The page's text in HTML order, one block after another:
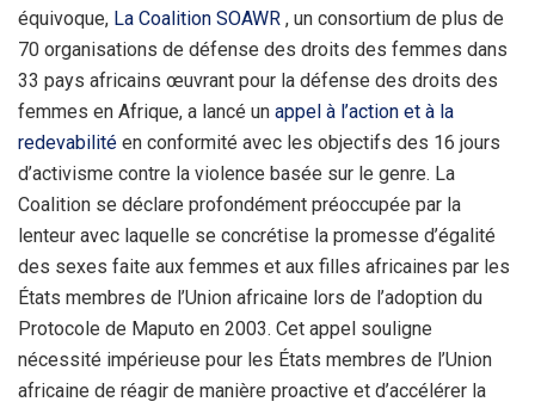
équivoque, La Coalition SOAWR , un consortium de plus de
70 organisations de défense des droits des femmes dans
33 pays africains œuvrant pour la défense des droits des
femmes en Afrique, a lancé un appel à l’action et à la
redevabilité en conformité avec les objectifs des 16 jours
d’activisme contre la violence basée sur le genre. La
Coalition se déclare profondément préoccupée par la
lenteur avec laquelle se concrétise la promesse d’égalité
des sexes faite aux femmes et aux filles africaines par les
États membres de l’Union africaine lors de l’adoption du
Protocole de Maputo en 2003. Cet appel souligne
nécessité impérieuse pour les États membres de l’Union
africaine de réagir de manière proactive et d’accélérer la